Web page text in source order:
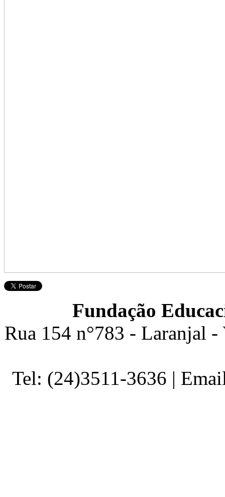
Fundação
Rua 154 n°783 - Laranjal
Tel: (24)3511-3636 |